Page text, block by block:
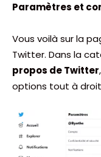
Paramètres et
Vous voilà sur la
Twitter. Dans la
propos de Twitter
options tout à